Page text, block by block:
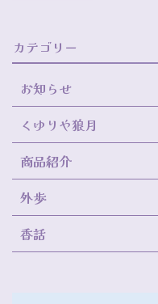
カテゴリー
お知らせ
くゆりや狼月
商品紹介
外歩
香話